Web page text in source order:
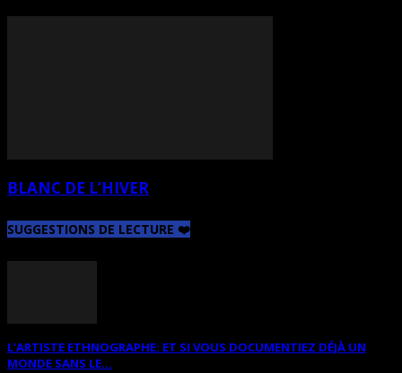
BLANC DE L’HIVER
SUGGESTIONS DE LECTURE ❤️
L’ARTISTE ETHNOGRAPHE: ET SI VOUS DOCUMENTIEZ DÉJÀ UN
MONDE SANS LE...